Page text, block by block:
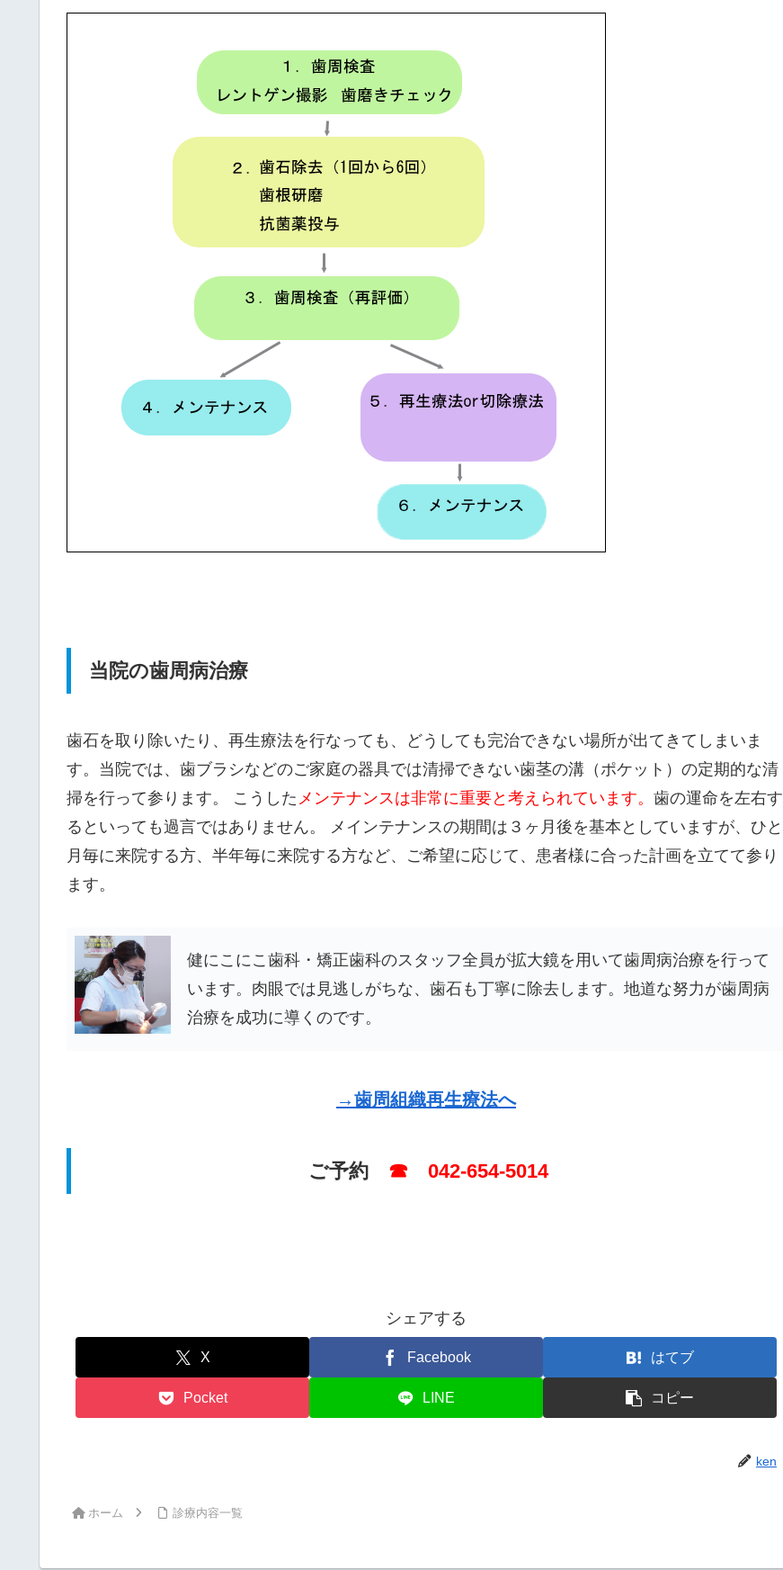
当院の歯周病治療
歯石を取り除いたり、再生療法を行なっても、どうしても完治できない場所が出てきてしまいま
す。当院では、歯ブラシなどのご家庭の器具では清掃できない歯茎の溝（ポケット）の定期的な清
掃を行って参ります。 こうした メンテナンスは非常に重要と考えられています。 歯の運命を左右す
るといっても過言ではありません。 メインテナンスの期間は３ヶ月後を基本としていますが、ひと
月毎に来院する方、半年毎に来院する方など、ご希望に応じて、患者様に合った計画を立てて参り
ます。
健にこにこ歯科・矯正歯科のスタッフ全員が拡大鏡を用いて歯周病治療を行って
います。 肉眼では見逃しがちな、歯石も丁寧に除去します。地道な努力が歯周病
治療を成功に導くのです。
→歯周組織再生療法へ
ご予約 ☎ 042-654-5014
シェアする
X Facebook はてブ
Pocket LINE コピー
ken
ホーム 診療内容一覧